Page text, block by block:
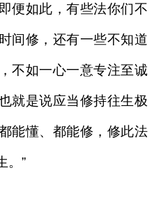
便如此，有些法你们不
间修，还有一些不知道
不如一心一意专注至诚
就是说应当修持往生极
能懂、都能修，修此法
。”